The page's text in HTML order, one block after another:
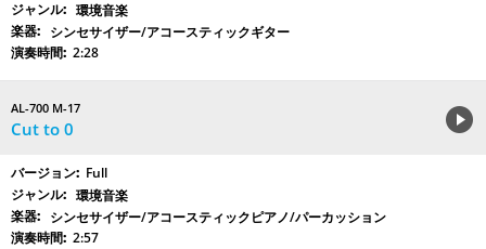
環境音楽
シンセサイザー/アコースティックギター
2:28
AL-700 M-17
Cut to 0
Full
環境音楽
シンセサイザー/アコースティックピアノ/パーカッション
2:57